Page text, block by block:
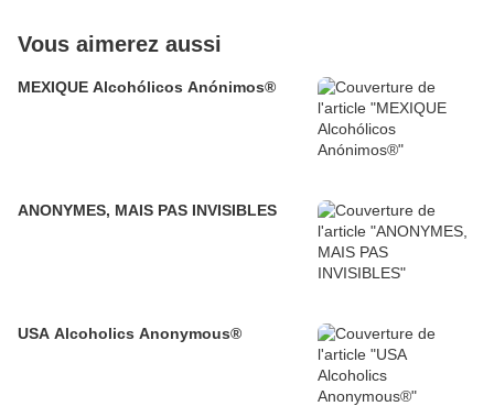
Vous aimerez aussi
MEXIQUE Alcohólicos Anónimos®
ANONYMES, MAIS PAS INVISIBLES
USA Alcoholics Anonymous®